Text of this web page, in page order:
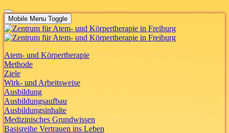
Mobile Menu Toggle
Atem- und Körpertherapie
Methode
Ziele
Wirk- und Arbeitsweise
Ausbildung
Ausbildungsaufbau
Ausbildungsinhalte
Medizinisches Grundwissen
Basisreihe Vertrauen ins Leben